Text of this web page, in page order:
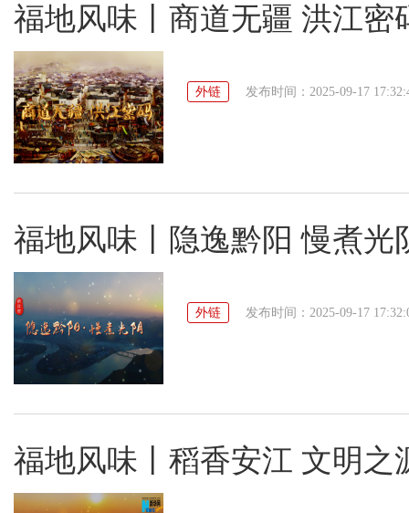
福地风味丨商道无疆 洪江密
外链 发布时间：2025-09-17
福地风味丨隐逸黔阳 慢煮光
外链 发布时间：2025-09-17
福地风味丨稻香安江 文明之